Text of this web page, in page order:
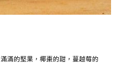
滿滿的堅果，椰棗的甜，蔓越莓的